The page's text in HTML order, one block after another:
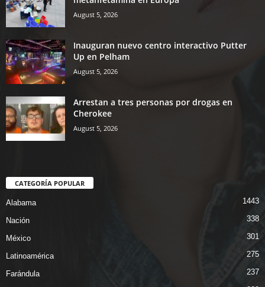
August 5, 2026
Inauguran nuevo centro interactivo Putter
Up en Pelham
August 5, 2026
Arrestan a tres personas por drogas en
Cherokee
August 5, 2026
CATEGORÍA POPULAR
Alabama 1443
Nación 338
México 301
Latinoamérica 275
Farándula
237